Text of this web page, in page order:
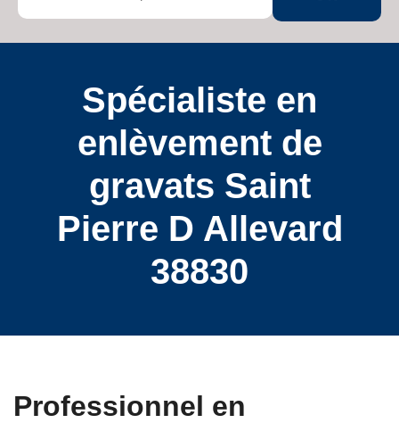
Spécialiste en
enlèvement de
gravats Saint
Pierre D Allevard
38830
Professionnel en